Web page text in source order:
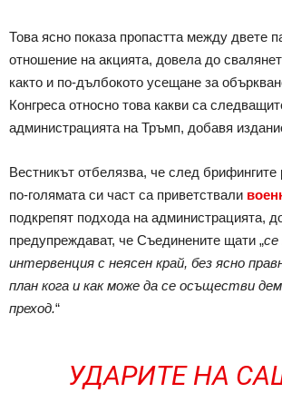
Това ясно показа пропастта между двете
отношение на акцията, довела до
както и по-дълбокото усещане за
Конгреса относно това какви са
администрацията на Тръмп, добавя
Вестникът отбелязва, че след брифингите
по-голямата си част са приветствали
подкрепят подхода на администрацията,
предупреждават, че Съединените щати „се
интервенция с неясен край, без ясно
план кога и как може да се осъществи
преход.“
УДАРИТЕ НА